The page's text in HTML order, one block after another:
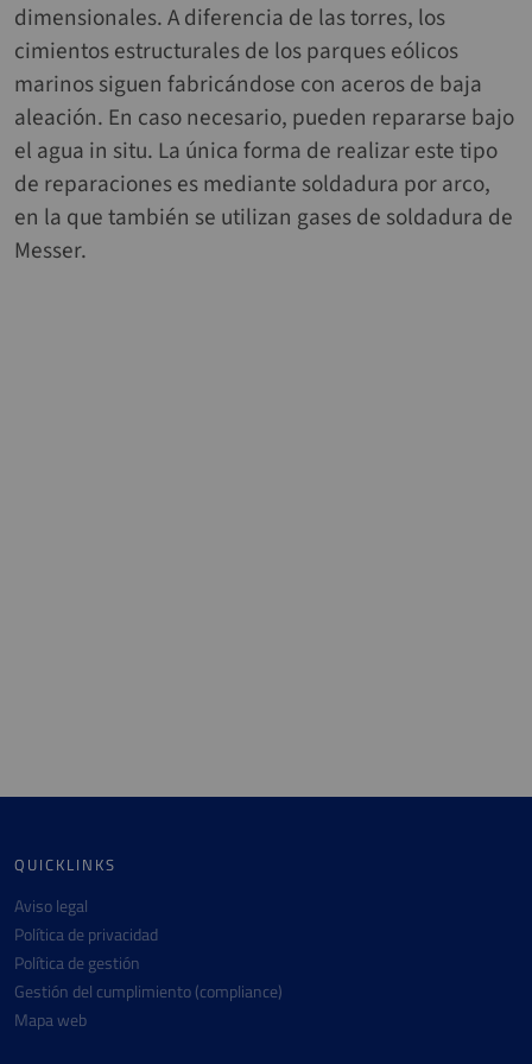
dimensionales. A diferencia de las torres, los
cimientos estructurales de los parques eólicos
marinos siguen fabricándose con aceros de baja
aleación. En caso necesario, pueden repararse bajo
el agua in situ. La única forma de realizar este tipo
de reparaciones es mediante soldadura por arco,
en la que también se utilizan gases de soldadura de
Messer.
QUICKLINKS
Aviso legal
Política de privacidad
Política de gestión
Gestión del cumplimiento (compliance)
Mapa web